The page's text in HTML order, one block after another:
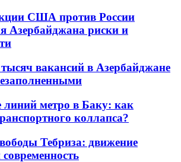
США против России
Азербайджана риски и
вакансий в Азербайджане
линий метро в Баку: как
коллапса?
Тебриза: движение